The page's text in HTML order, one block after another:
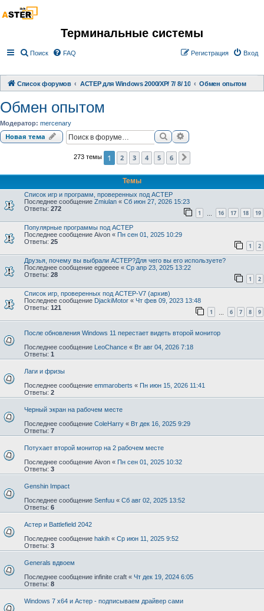
Терминальные системы
Поиск FAQ Вход
Регистрация
Список форумов АСТЕР для Windows 2000/XP/ 7/ 8/ 10 Обмен опытом
Обмен опытом
Модератор: mercenary
Новая тема ПоискРасширенный поиск
273 темы 1 2 3 4 5 6
Темы
Список игр и программ, проверенных под АСТЕР
Последнее сообщение Zmiulan « Сб июн 27, 2026 15:23
Ответы: 272
1 16 17 18 19
Популярные программы под АСТЕР
Последнее сообщение Aivon « Пн сен 01, 2025 10:29
Ответы: 25
1 2
Друзья, почему вы выбрали АСТЕР?Для чего вы его используете?
Последнее сообщение eggeeee « Ср апр 23, 2025 13:22
Ответы: 28
1 2
Список игр, проверенных под АСТЕР-V7 (архив)
Последнее сообщение DjackiMotor « Чт фев 09, 2023 13:48
Ответы: 121
1 6 7 8 9
После обновления Windows 11 перестает видеть второй монитор
Последнее сообщение LeoChance « Вт авг 04, 2026 7:18
Ответы: 1
Лаги и фризы
Последнее сообщение emmaroberts « Пн июн 15, 2026 11:41
Ответы: 2
Черный экран на рабочем месте
Последнее сообщение ColeHarry « Вт дек 16, 2025 9:29
Ответы: 7
Потухает второй монитор на 2 рабочем месте
Последнее сообщение Aivon « Пн сен 01, 2025 10:32
Ответы: 3
Genshin Impact
Последнее сообщение Senfuu « Сб авг 02, 2025 13:52
Ответы: 6
Астер и Battlefield 2042
Последнее сообщение hakih « Ср июн 11, 2025 9:52
Ответы: 3
Generals вдвоем
Последнее сообщение infinite craft « Чт дек 19, 2024 6:05
Ответы: 8
Windows 7 x64 и Астер - подписываем драйвер сами